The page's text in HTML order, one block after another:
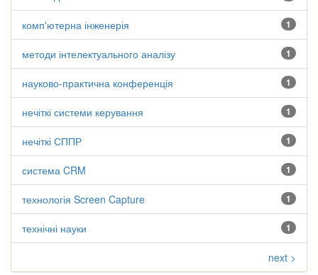
1
комп'ютерна інженерія
1
методи інтелектуального аналізу
1
науково-практична конференція
1
нечіткі системи керування
1
нечіткі СППР
1
система CRM
1
технологія Screen Capture
1
технічні науки
next >